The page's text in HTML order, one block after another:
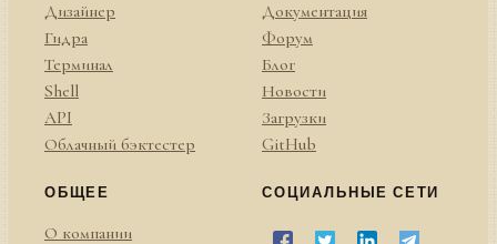
Дизайнер
Гидра
Терминал
Shell
API
Облачный бэктестер
Документация
Форум
Блог
Новости
Загрузки
GitHub
ОБЩЕЕ
О компании
СОЦИАЛЬНЫЕ СЕТИ